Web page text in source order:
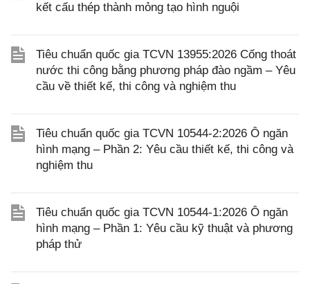
kết cấu thép thành mỏng tạo hình nguội
Tiêu chuẩn quốc gia TCVN 13955:2026 Cống thoát
nước thi công bằng phương pháp đào ngầm – Yêu
cầu về thiết kế, thi công và nghiệm thu
Tiêu chuẩn quốc gia TCVN 10544-2:2026 Ô ngăn
hình mạng – Phần 2: Yêu cầu thiết kế, thi công và
nghiệm thu
Tiêu chuẩn quốc gia TCVN 10544-1:2026 Ô ngăn
hình mạng – Phần 1: Yêu cầu kỹ thuật và phương
pháp thử